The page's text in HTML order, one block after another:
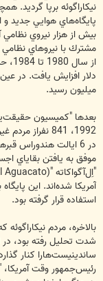
نيكاراگوئه برپا گرديد.
پايگاه‌هاي هوايي جديد
بيش از هزار نيروي
مشترك با نيروهاي
ميليون رسيد.
1992، 841
در 6 ايالت هندوراس
موفق به يافتن بقاياي
آمريكا شده‌اند. اين
استفاده قرار گرفته‌ بود.
بالاخره، مردم
ساندينيست‌هارا كنار
رئيس‌جمهور وقت آمريكا،